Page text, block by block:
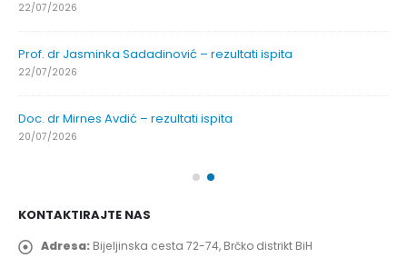
22/07/2026
Prof. dr Jasminka Sadadinović – rezultati ispita
22/07/2026
Doc. dr Mirnes Avdić – rezultati ispita
20/07/2026
KONTAKTIRAJTE NAS
Adresa: Bijeljinska cesta 72-74, Brčko distrikt BiH